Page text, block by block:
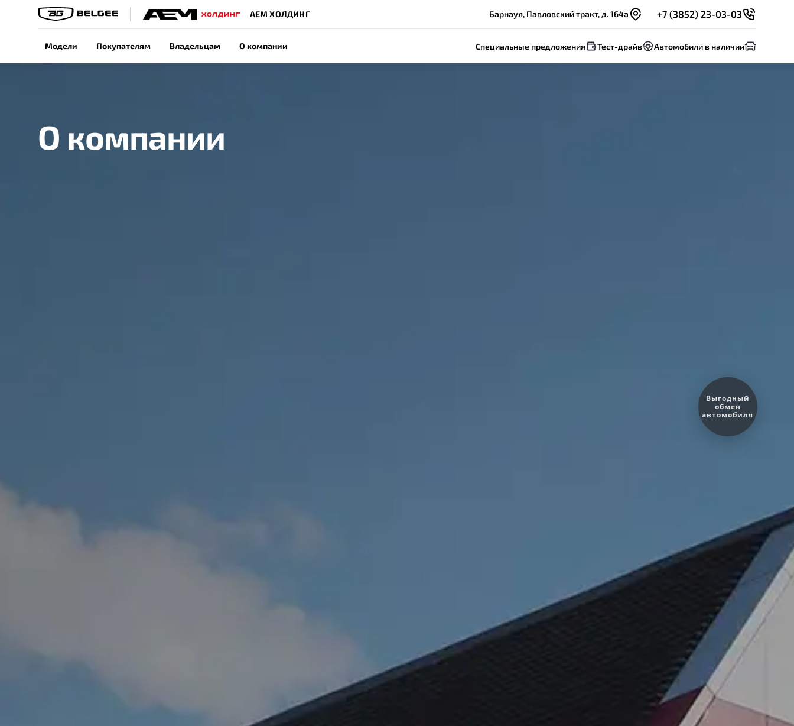
АЕМ ХОЛДИНГ Барнаул, Павловский тракт, д. 164а +7 (3852) 23-03-03
Модели Покупателям Владельцам О компании Специальные предложения Тест-драйв Автомобили в наличии
О компании
Оценить ваш
автомобиль?